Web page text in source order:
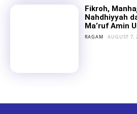
Fikroh,
Nahdhiyyah
Ma’ruf Amin
RAGAM AUGUST 7,